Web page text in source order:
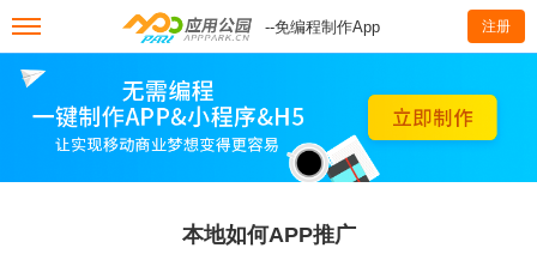
--免编程制作App 注册
本地如何APP推广